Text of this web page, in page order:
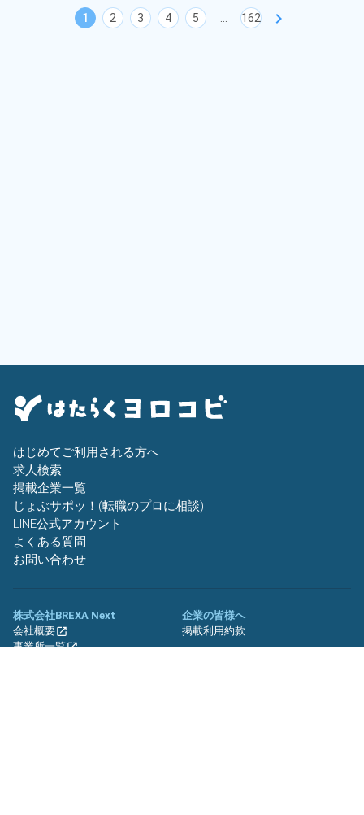
1 2 3 4 5 162 chevron_right
はじめてご利用される方へ
求人検索
掲載企業一覧
じょぶサポッ！(転職のプロに相談)
LINE公式アカウント
よくある質問
お問い合わせ
株式会社BREXA Next
会社概要
事業所一覧
企業の皆様へ
掲載利用約款